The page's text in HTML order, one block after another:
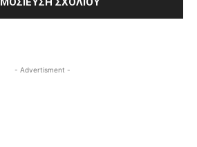
- Advertisment -